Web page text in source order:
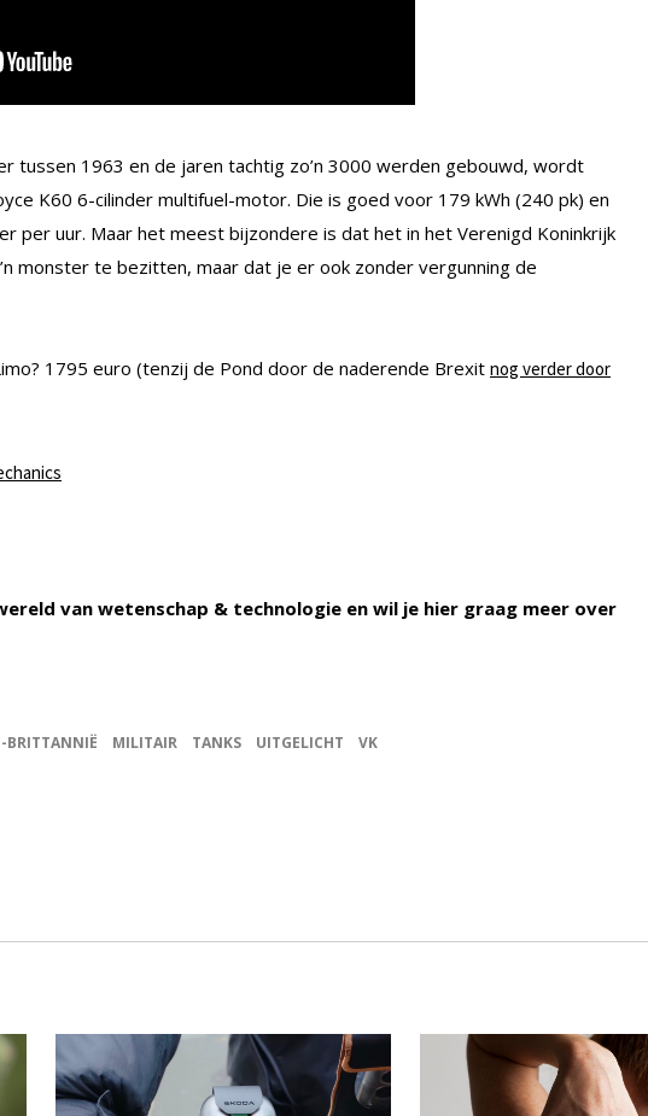
tussen 1963 en de jaren tachtig zo’n 3000 werden gebouwd, wordt
K60 6-cilinder multifuel-motor. Die is goed voor 179 kWh (240 pk) en
per uur. Maar het meest bijzondere is dat het in het Verenigd Koninkrijk
monster te bezitten, maar dat je er ook zonder vergunning de
1795 euro (tenzij de Pond door de naderende Brexit nog verder door
van wetenschap & technologie en wil je hier graag meer over
BRITTANNIË MILITAIR TANKS UITGELICHT VK